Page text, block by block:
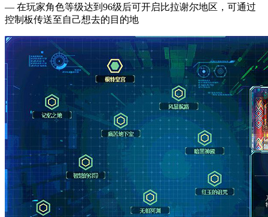
— 在玩家角色等级达到96级后可开启比拉谢尔地区，可通过
控制板传送至自己想去的目的地